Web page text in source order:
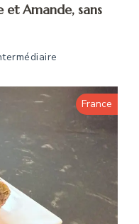
et Amande, sans
France